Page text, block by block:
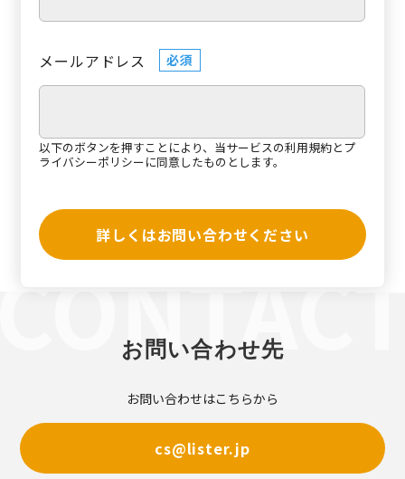
メールアドレス 必須
以下のボタンを押すことにより、当サービスの利用規約と プ
ライバシーポリシーに同意したものとします。
詳しくはお問い合わせください
お問い合わせ先
お問い合わせはこちらから
cs@lister.jp